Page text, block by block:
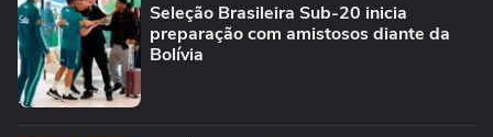
Seleção Brasileira Sub-20 inicia
preparação com amistosos diante da
Bolívia